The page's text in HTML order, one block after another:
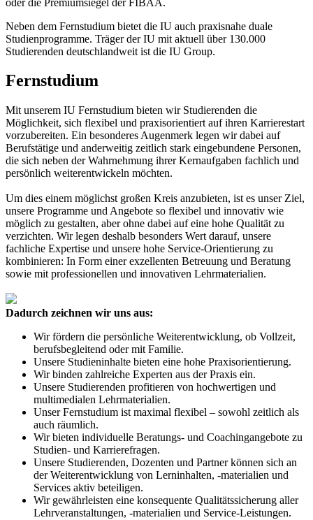
Neben dem Fernstudium bietet die IU auch praxisnahe duale
Studienprogramme. Träger der IU mit aktuell über 130.000
Studierenden deutschlandweit ist die IU Group.
Fernstudium
Mit unserem IU Fernstudium bieten wir Studierenden die
Möglichkeit, sich flexibel und praxisorientiert auf ihren Karrierestart
vorzubereiten. Ein besonderes Augenmerk legen wir dabei auf
Berufstätige und anderweitig zeitlich stark eingebundene Personen,
die sich neben der Wahrnehmung ihrer Kernaufgaben fachlich und
persönlich weiterentwickeln möchten.
Um dies einem möglichst großen Kreis anzubieten, ist es unser Ziel,
unsere Programme und Angebote so flexibel und innovativ wie
möglich zu gestalten, aber ohne dabei auf eine hohe Qualität zu
verzichten. Wir legen deshalb besonders Wert darauf, unsere
fachliche Expertise und unsere hohe Service-Orientierung zu
kombinieren: In Form einer exzellenten Betreuung und Beratung
sowie mit professionellen und innovativen Lehrmaterialien.
Dadurch zeichnen wir uns aus:
Wir fördern die persönliche Weiterentwicklung, ob Vollzeit,
berufsbegleitend oder mit Familie.
Unsere Studieninhalte bieten eine hohe Praxisorientierung.
Wir binden zahlreiche Experten aus der Praxis ein.
Unsere Studierenden profitieren von hochwertigen und
multimedialen Lehrmaterialien.
Unser Fernstudium ist maximal flexibel – sowohl zeitlich als
auch räumlich.
Wir bieten individuelle Beratungs- und Coachingangebote zu
Studien- und Karrierefragen.
Unsere Studierenden, Dozenten und Partner können sich an
der Weiterentwicklung von Lerninhalten, -materialien und
Services aktiv beteiligen.
Wir gewährleisten eine konsequente Qualitätssicherung aller
Lehrveranstaltungen, -materialien und Service-Leistungen.